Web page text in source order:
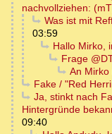
nachvollziehen:
Was ist mit
03:59
Hallo Mirko,
Frage
An Mirko
Fake / "Red
Ja, stinkt nach
Hintergründe
09:40